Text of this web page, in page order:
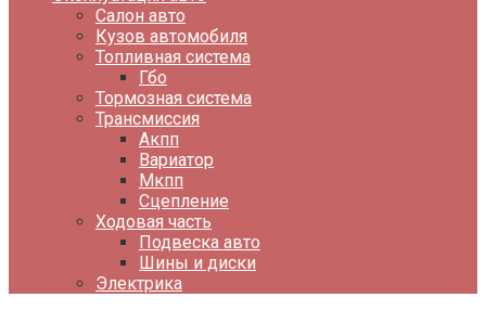
Салон авто
Кузов автомобиля
Топливная система
Гбо
Тормозная система
Трансмиссия
Акпп
Вариатор
Мкпп
Сцепление
Ходовая часть
Подвеска авто
Шины и диски
Электрика